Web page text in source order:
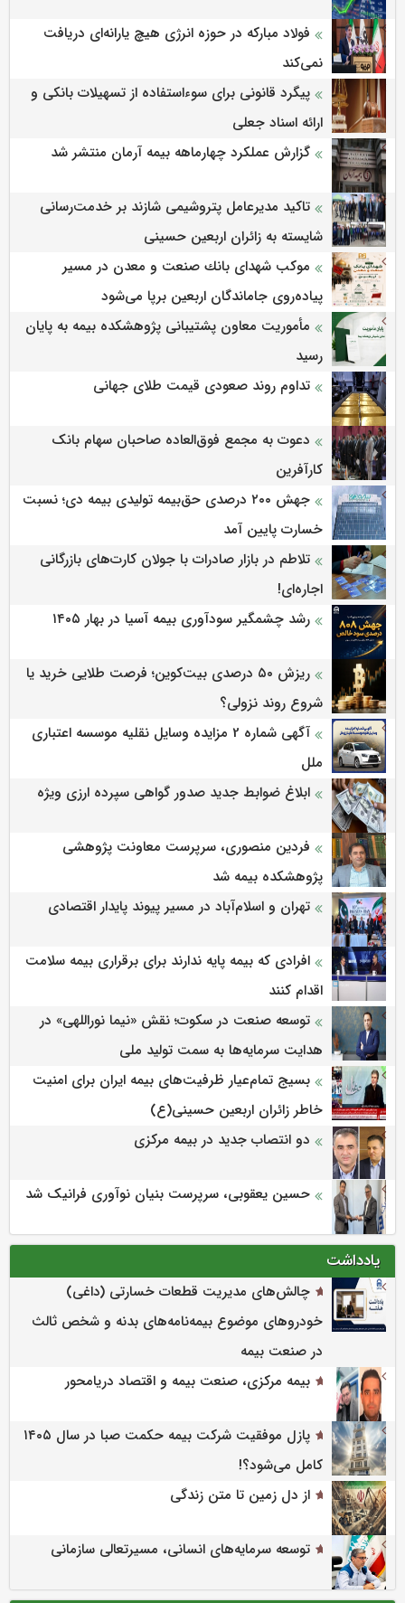
فولاد مبارکه در حوزه انرژی هیچ یارانه‌ای دریافت
نمی‌کند
پیگرد قانونی برای سوءاستفاده از تسهیلات بانکی و
ارائه اسناد جعلی
گزارش عملکرد چهارماهه بیمه آرمان منتشر شد
تاکید مدیرعامل پتروشیمی شازند بر خدمت‌رسانی
شایسته به زائران اربعین حسینی
موكب شهدای بانك صنعت و معدن در مسیر
پیاده‌روی جاماندگان اربعین برپا می‌شود
مأموریت معاون پشتیبانی پژوهشكده بیمه به پایان
رسید
تداوم روند صعودی قیمت طلای جهانی
دعوت به مجمع فوق‌العاده صاحبان سهام بانک
کارآفرین
جهش ۲۰۰ درصدی حق‌بیمه تولیدی بیمه دی؛ نسبت
خسارت پایین آمد
تلاطم در بازار صادرات با جولان کارت‌های بازرگانی
اجاره‌ای!
رشد چشمگیر سودآوری بیمه آسیا در بهار ۱۴۰۵
ریزش ۵۰ درصدی بیت‌کوین؛ فرصت طلایی خرید یا
شروع روند نزولی؟
آگهی شماره 2 مزایده وسایل نقلیه موسسه اعتباری
ملل
ابلاغ ضوابط جدید صدور گواهی سپرده ارزی ویژه
فردین منصوری، سرپرست معاونت پژوهشی
پژوهشكده بیمه شد
تهران و اسلام‌آباد در مسیر پیوند پایدار اقتصادی
افرادی که بیمه پایه ندارند برای برقراری بیمه سلامت
اقدام کنند
توسعه صنعت در سکوت؛ نقش «نیما نوراللهی» در
هدایت سرمایه‌ها به سمت تولید ملی
بسیج تمام‌عیار ظرفیت‌های بیمه ایران برای امنیت
خاطر زائران اربعین حسینی(ع)
دو انتصاب جدید در بیمه مرکزی
حسین یعقوبی، سرپرست بنیان نوآوری فرانیک شد
یادداشت
چالش‌های مدیریت قطعات خسارتی (داغی)
خودروهای موضوع بیمه‌نامه‌های بدنه و شخص ثالث
در صنعت بیمه
بیمه مرکزی، صنعت بیمه و اقتصاد دریامحور
پازل موفقیت شرکت بیمه حکمت صبا در سال ۱۴۰۵
کامل می‌شود؟!
از دل زمین تا متن زندگی
توسعه سرمایه‌های انسانی، مسیرتعالی سازمانی